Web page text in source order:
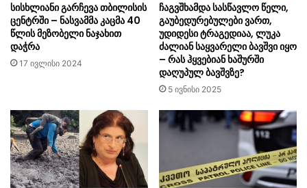
სისხლიანი გარჩევა თბილისის
ცენტრში – ნასვამმა კაცმა 40
წლის მეზობელი ნაჯახით
დაჭრა
17 ივლისი 2024
ჩაგვშხამდა სასწავლო წელი,
გაუბედურებულები ვართ,
უდიდესი ტრაგედიაა, ლუკა
ძალიან საყვარელი ბავშვი იყო
– რას ჰყვებიან ხაშურში
დაღუპულ ბავშვზე?
5 ივნისი 2025